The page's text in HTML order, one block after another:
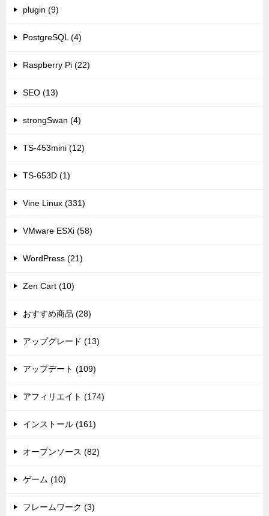
plugin (9)
PostgreSQL (4)
Raspberry Pi (22)
SEO (13)
strongSwan (4)
TS-453mini (12)
TS-653D (1)
Vine Linux (331)
VMware ESXi (58)
WordPress (21)
Zen Cart (10)
おすすめ商品 (28)
アップグレード (13)
アップデート (109)
アフィリエイト (174)
インストール (161)
オープンソース (82)
ゲーム (10)
フレームワーク (3)